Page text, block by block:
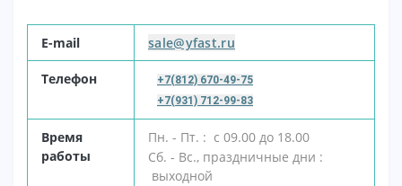
E-mail sale@yfast.ru
Телефон
+7(812) 670-49-75
+7(931) 712-99-83
Время
работы
Пн. - Пт. : с 09.00 до 18.00
Сб. - Вс., праздничные дни :
выходной